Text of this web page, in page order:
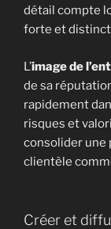
détail compte
forte et
L’image de
de sa
rapidement
risques et
consolider une
clientèle
Créer et